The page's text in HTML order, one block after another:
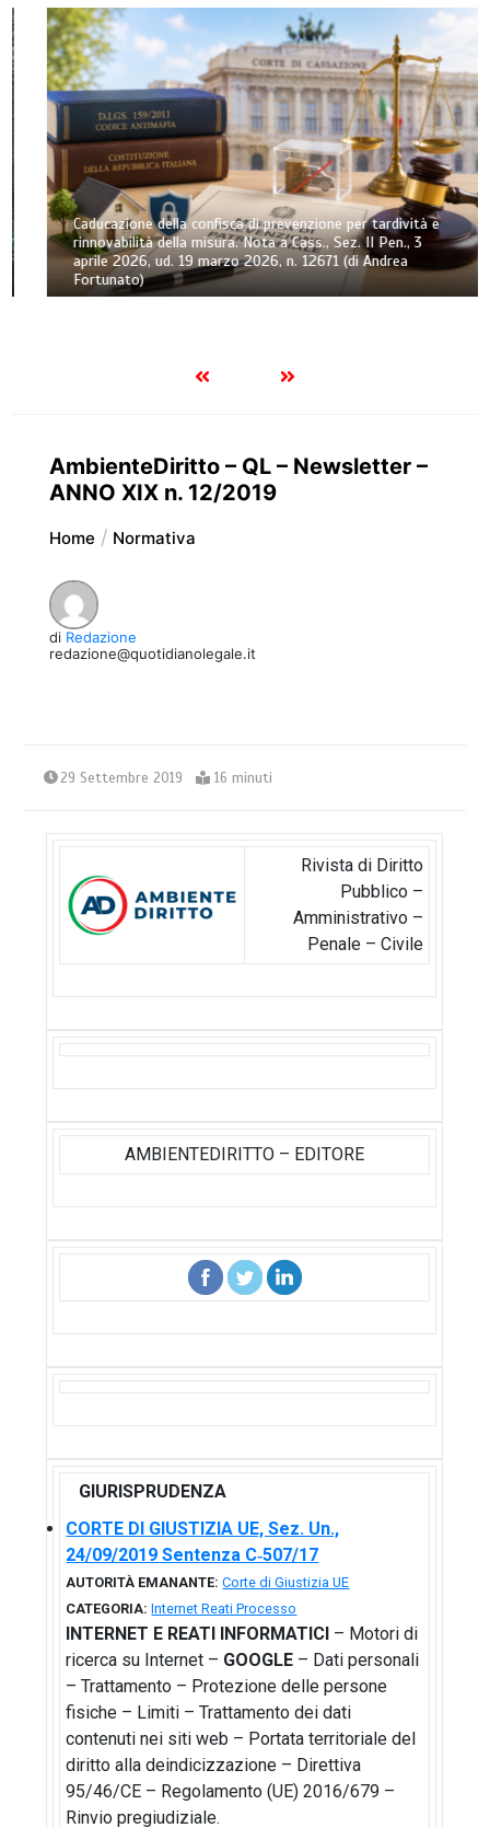
Caducazione della confisca di prevenzione per tardività e
rinnovabilità della misura. Nota a Cass., Sez. II Pen., 3
aprile 2026, ud. 19 marzo 2026, n. 12671 (di Andrea
Fortunato)
AmbienteDiritto – QL – Newsletter –
ANNO XIX n. 12/2019
Home Normativa
di Redazione
redazione@quotidianolegale.it
29 Settembre 2019 16 minuti
Rivista di Diritto
Pubblico –
Amministrativo –
Penale – Civile
AMBIENTEDIRITTO – EDITORE
GIURISPRUDENZA
CORTE DI GIUSTIZIA UE, Sez. Un.,
24/09/2019 Sentenza C‑507/17
AUTORITÀ EMANANTE: Corte di Giustizia UE
CATEGORIA: Internet Reati Processo
INTERNET E REATI INFORMATICI – Motori di
ricerca su Internet – GOOGLE – Dati personali
– Trattamento – Protezione delle persone
fisiche – Limiti – Trattamento dei dati
contenuti nei siti web – Portata territoriale del
diritto alla deindicizzazione – Direttiva
95/46/CE – Regolamento (UE) 2016/679 –
Rinvio pregiudiziale.